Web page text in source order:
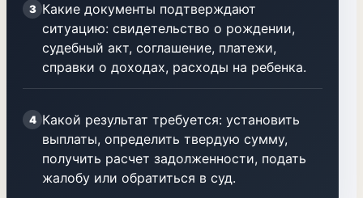
3 Какие документы подтверждают
ситуацию: свидетельство о рождении,
судебный акт, соглашение, платежи,
справки о доходах, расходы на ребенка.
4 Какой результат требуется: установить
выплаты, определить твердую сумму,
получить расчет задолженности, подать
жалобу или обратиться в суд.